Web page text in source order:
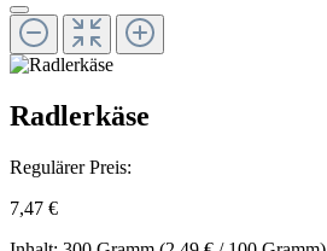
Radlerkäse
Regulärer Preis:
7,47 €